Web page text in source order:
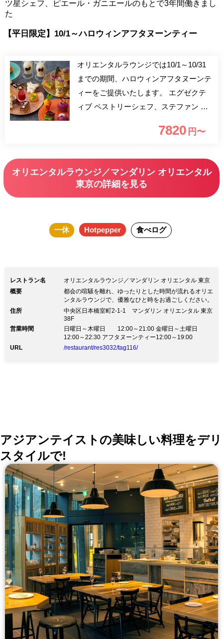
ツ星シェフ、ピエール・ガニエールのもとで3年間働きまし
た
【平日限定】10/1～ハロウィンアフタヌーンティー
オリエンタルラウンジでは10/1～10/31
までの期間、ハロウィンアフタヌーンテ
ィーをご提供いたします。 エグゼクテ
ィブ ペストリーシェフ、ステファン ト
ーをご用意いたします。お飲み物は約20
約は大人2名様～4名様迄でご注文お願い
します。例：アフタヌーンティーをご注
7820 円〜
オリエンタルラウンジ／マンダリン オリエンタル
東京の詳細を見る
一休 Hotpepper 食べログ
レストラン名
オリエンタルラウンジ／マンダリン オリエンタル 東京
概要
都会の喧騒を離れ、ゆったりとした時間が流れるオリエ
ンタルラウンジで、優雅なひと時をお過ごしください。
住所
中央区日本橋室町2-1-1 マンダリン オリエンタル 東京
38F
営業時間
日曜日～木曜日 12:00～21:00 金曜日～土曜日
12:00～22:30 アフタヌーンティー12:00～19:00
URL
/restaurant/res3032/tag116/
アジアンテイストの美味しい料理をデリ
スタイルで!